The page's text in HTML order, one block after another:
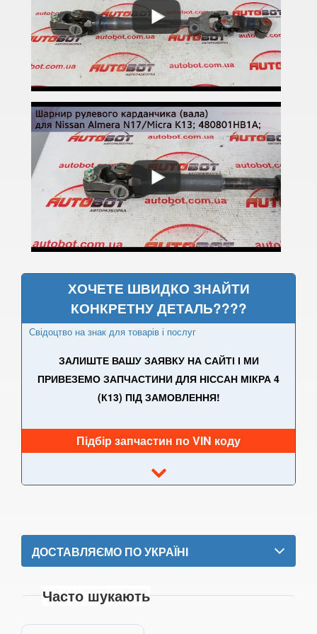
370Z V (Z34)
Armada
Cube I (Z10)
Cube II (Z11)
Cube III (Z12)
Frontier II (D22)
Frontier II (D22 Navara)
Frontier II (NP-300)
Frontier III (D40 Navara)
Frontier IV (D23)
Interstar (T35)
Interstar (X70)
Juke (F15, F15E)
Micra V (K14)
Note II (E12)
ХОЧЕТЕ ШВИДКО ЗНАЙТИ
КОНКРЕТНУ ДЕТАЛЬ????
Свідоцтво на знак для товарів і послуг
ЗАЛИШТЕ ВАШУ ЗАЯВКУ НА САЙТІ І МИ
ПРИВЕЗЕМО ЗАПЧАСТИНИ ДЛЯ НІССАН МІКРА 4
(К13) ПІД ЗАМОВЛЕННЯ!
Підбір запчастин по VIN коду
ДОСТАВЛЯЄМО ПО УКРАЇНІ
Часто шукають